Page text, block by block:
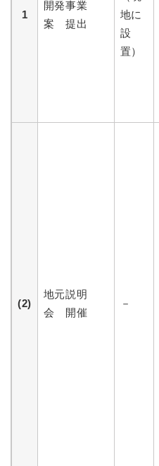
1
開発事業
案 提出
地に
設
置）
(2)
地元説明
会 開催
－